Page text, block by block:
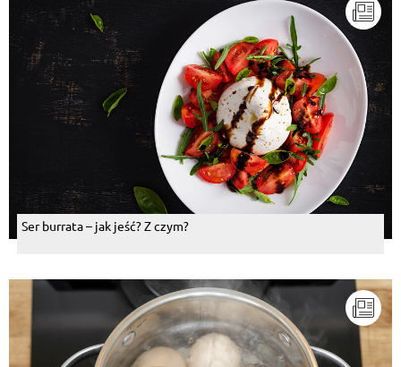
Ser burrata – jak jeść? Z czym?